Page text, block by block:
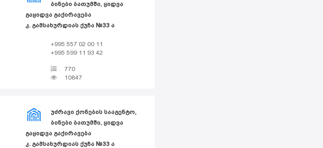
ᲑᲘᲜᲔᲑᲘ ᲑᲐᲗᲣᲛᲨᲘ, ᲧᲘᲓᲕᲐ
ᲒᲐᲧᲘᲓᲕᲐ ᲒᲐᲥᲘᲠᲐᲕᲔᲑᲐ
კ. გამსახურდიას ქუჩა №33 ა
+995 557 02 00 11
+995 599 11 93 42
770
10847
ᲣᲫᲠᲐᲕᲘ ᲥᲝᲜᲔᲑᲘᲡ ᲡᲐᲐᲒᲔᲜᲢᲝ,
ᲑᲘᲜᲔᲑᲘ ᲑᲐᲗᲣᲛᲨᲘ, ᲧᲘᲓᲕᲐ
ᲒᲐᲧᲘᲓᲕᲐ ᲒᲐᲥᲘᲠᲐᲕᲔᲑᲐ
კ. გამსახურდიას ქუჩა №33 ა